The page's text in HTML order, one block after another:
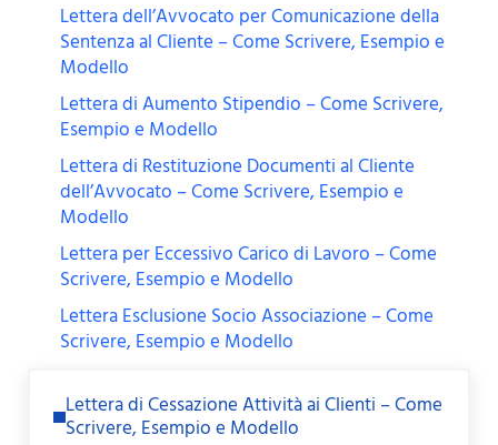
Lettera dell’Avvocato per Comunicazione della
Sentenza al Cliente – Come Scrivere, Esempio e
Modello
Lettera di Aumento Stipendio – Come Scrivere,
Esempio e Modello
Lettera di Restituzione Documenti al Cliente
dell’Avvocato – Come Scrivere, Esempio e
Modello
Lettera per Eccessivo Carico di Lavoro – Come
Scrivere, Esempio e Modello
Lettera Esclusione Socio Associazione – Come
Scrivere, Esempio e Modello
Lettera di Cessazione Attività ai Clienti – Come
Scrivere, Esempio e Modello